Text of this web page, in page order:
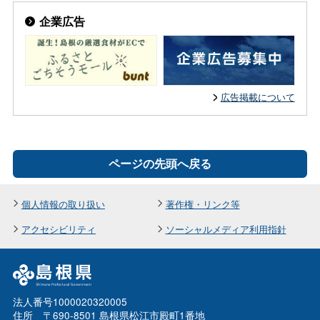
企業広告
広告掲載について
ページの先頭へ戻る
個人情報の取り扱い
著作権・リンク等
アクセシビリティ
ソーシャルメディア利用指針
法人番号1000020320005
住所 〒690-8501 島根県松江市殿町1番地